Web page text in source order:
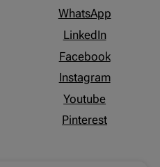
WhatsApp
LinkedIn
Facebook
Instagram
Youtube
Pinterest